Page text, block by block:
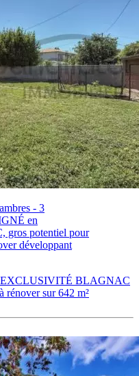
- 3
en
potentiel pour
développant
BLAGNAC
rénover sur 642 m²